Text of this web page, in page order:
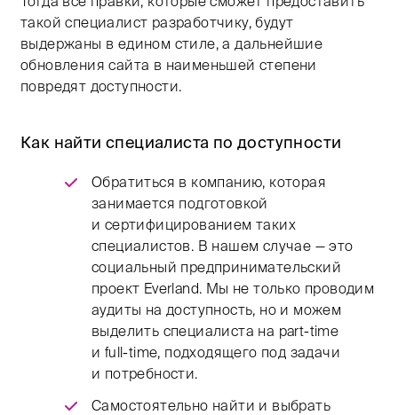
такой специалист разработчику, будут
выдержаны в едином стиле, а дальнейшие
обновления сайта в наименьшей степени
повредят доступности.
Как найти специалиста по доступности
Обратиться в компанию, которая
занимается подготовкой
и сертифицированием таких
специалистов. В нашем случае — это
социальный предпринимательский
проект Everland. Мы не только проводим
аудиты на доступность, но и можем
выделить специалиста на part-time
и full-time, подходящего под задачи
и потребности.
Самостоятельно найти и выбрать